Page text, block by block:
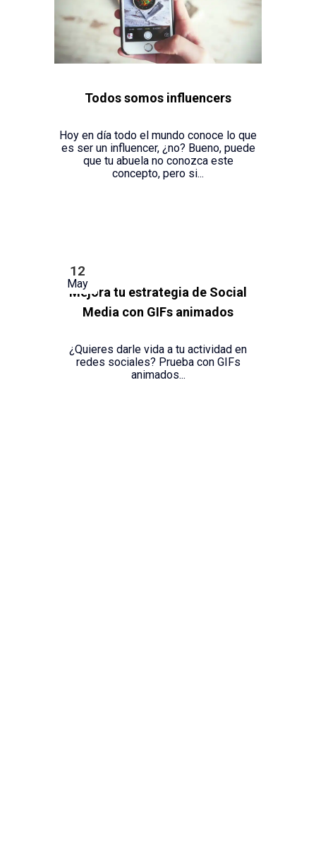
Todos somos influencers
Hoy en día todo el mundo conoce lo que
es ser un influencer, ¿no? Bueno, puede
que tu abuela no conozca este
concepto, pero si...
12
May
Mejora tu estrategia de Social
Media con GIFs animados
¿Quieres darle vida a tu actividad en
redes sociales? Prueba con GIFs
animados...